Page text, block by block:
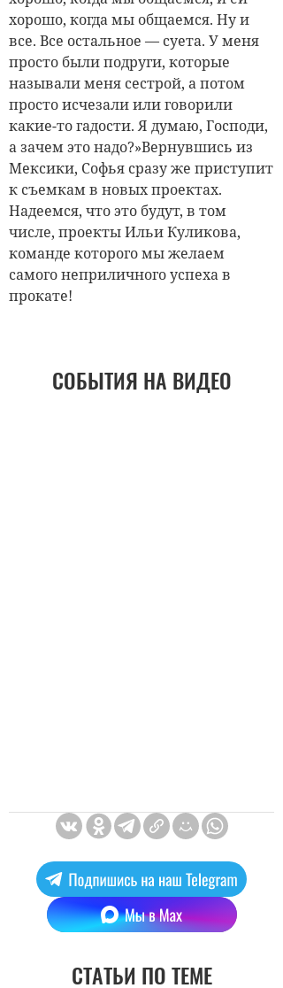
хорошо, когда мы общаемся. Ну и
все. Все остальное — суета. У меня
просто были подруги, которые
называли меня сестрой, а потом
просто исчезали или говорили
какие-то гадости. Я думаю, Господи,
а зачем это надо?»Вернувшись из
Мексики, Софья сразу же приступит
к съемкам в новых проектах.
Надеемся, что это будут, в том
числе, проекты Ильи Куликова,
команде которого мы желаем
самого неприличного успеха в
прокате!
СОБЫТИЯ НА ВИДЕО
СТАТЬИ ПО ТЕМЕ